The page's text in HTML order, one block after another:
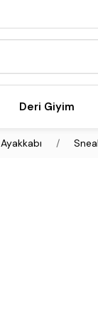
Deri Giyim
Ayakkabı